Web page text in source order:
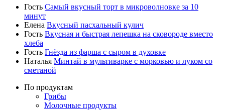
Гость Самый вкусный торт в микроволновке за 10
минут
Елена Вкусный пасхальный кулич
Гость Вкусная и быстрая лепешка на сковороде вместо
хлеба
Гость Гнёзда из фарша с сыром в духовке
Наталья Минтай в мультиварке с морковью и луком со
сметаной
По продуктам
Грибы
Молочные продукты